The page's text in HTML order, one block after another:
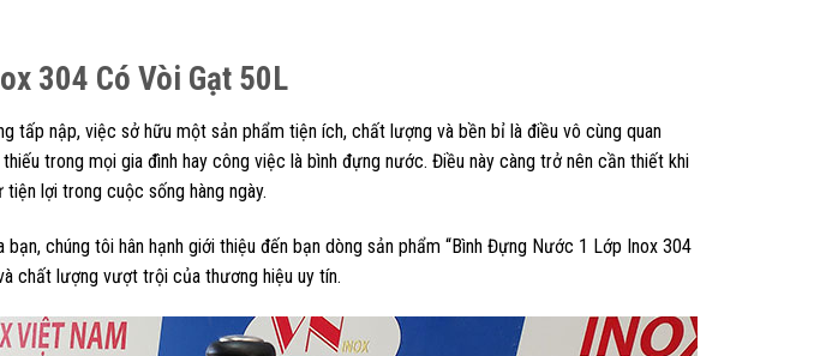
304 Có Vòi Gạt 50L
tấp nập, việc sở hữu một sản phẩm tiện ích, chất lượng và bền bỉ là điều vô cùng quan
trong mọi gia đình hay công việc là bình đựng nước. Điều này càng trở nên cần thiết khi
lợi trong cuộc sống hàng ngày.
chúng tôi hân hạnh giới thiệu đến bạn dòng sản phẩm “Bình Đựng Nước 1 Lớp Inox 304
chất lượng vượt trội của thương hiệu uy tín.